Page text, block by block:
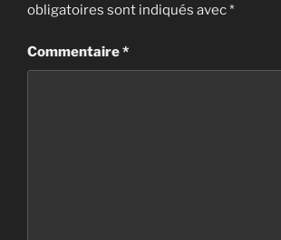
obligatoires sont indiqués avec*
Commentaire*